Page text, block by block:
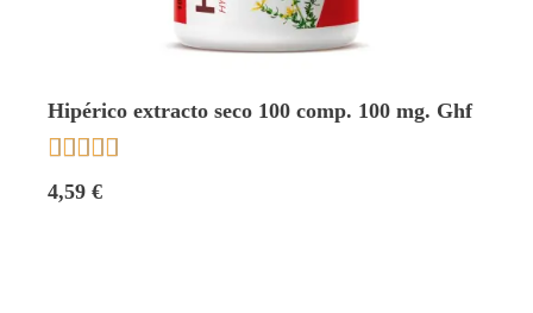
Hipérico extracto seco 100 comp. 100 mg. Ghf

4,59 €